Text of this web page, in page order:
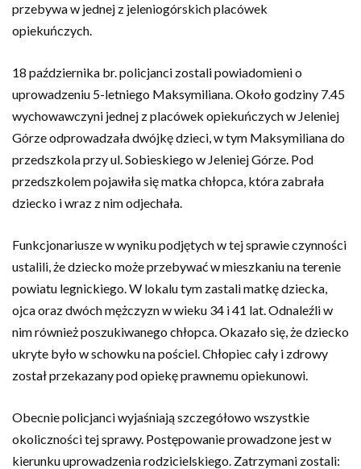
przebywa w jednej z jeleniogórskich placówek
opiekuńczych.
18 października br. policjanci zostali powiadomieni o
uprowadzeniu 5-letniego Maksymiliana. Około godziny 7.45
wychowawczyni jednej z placówek opiekuńczych w Jeleniej
Górze odprowadzała dwójkę dzieci, w tym Maksymiliana do
przedszkola przy ul. Sobieskiego w Jeleniej Górze. Pod
przedszkolem pojawiła się matka chłopca, która zabrała
dziecko i wraz z nim odjechała.
Funkcjonariusze w wyniku podjętych w tej sprawie czynności
ustalili, że dziecko może przebywać w mieszkaniu na terenie
powiatu legnickiego. W lokalu tym zastali matkę dziecka,
ojca oraz dwóch mężczyzn w wieku 34 i 41 lat. Odnaleźli w
nim również poszukiwanego chłopca. Okazało się, że dziecko
ukryte było w schowku na pościel. Chłopiec cały i zdrowy
został przekazany pod opiekę prawnemu opiekunowi.
Obecnie policjanci wyjaśniają szczegółowo wszystkie
okoliczności tej sprawy. Postępowanie prowadzone jest w
kierunku uprowadzenia rodzicielskiego. Zatrzymani zostali: